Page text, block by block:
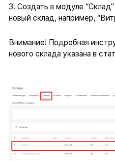
3. Создать в модуле
новый склад, например,
Внимание! Подробная
нового склада указана в